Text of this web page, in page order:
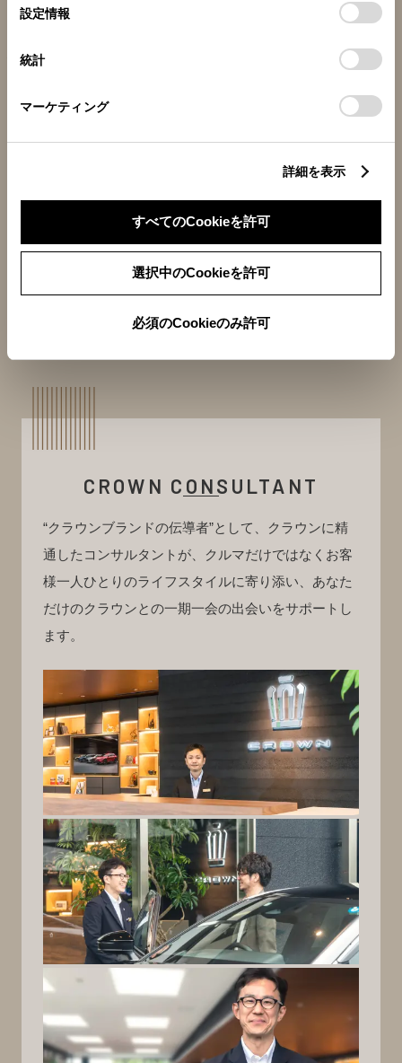
るとCookie(クッキー)に同意したこととなります。
「すべてのCookieを許可」をクリックすることで、お客様の
デバイスにすべてのCookie(クッキー)が保存されることに同
設定の変更、同意を撤回したりするにあたっては、当社の「
」をご覧ください。
設定情報
統計
マーケティング
詳細を表示
すべてのCookieを許可
選択中のCookieを許可
必須のCookieのみ許可
より“自分らしい”クラウンを楽しんでいただけるようボ
ディカラーに関わらずブラックエアロが設定可能に。
あなただけのクラウンをお楽しみいただけます。
詳しくはTHE CROWNにお尋ねください。
CROWN CONSULTANT
“クラウンブランドの伝導者”として、クラウンに精
通したコンサルタントが、
クルマだけではなくお客
様一人ひとりのライフスタイルに寄り添い、 あなた
だけのクラウンとの一期一会の出会いをサポートし
ます。